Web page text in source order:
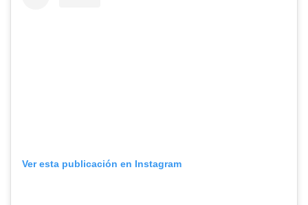
Ver esta publicación en Instagram